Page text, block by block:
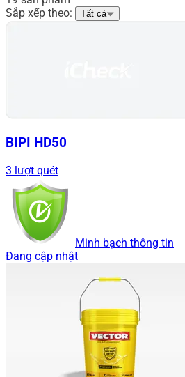
Sắp xếp theo:
Tất cả
BIPI HD50
3 lượt quét
Minh bạch thông tin
Đang cập nhật